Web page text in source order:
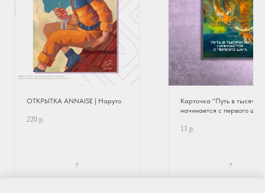
ОТКРЫТКА ANNAISE | Наруто
220 р.
?
Карточка "Путь в тысячу
начинается с первого
11 р.
?